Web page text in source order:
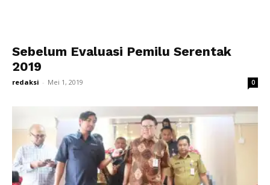
Sebelum Evaluasi Pemilu Serentak
2019
redaksi - Mei 1, 2019 0